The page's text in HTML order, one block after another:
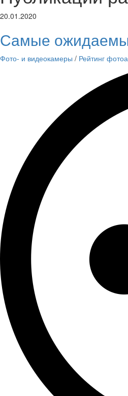
20.01.2020
Самые
Фото- и видеокамеры / Рейтинг